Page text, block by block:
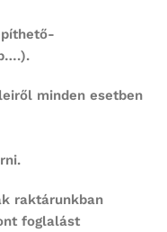
minden esetben
raktárunkban
foglalást